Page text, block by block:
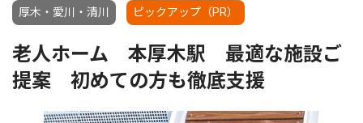
厚木・愛川・清川 ピックアップ（PR）
老人ホーム 本厚木駅 最適な施設ご
提案 初めての方も徹底支援